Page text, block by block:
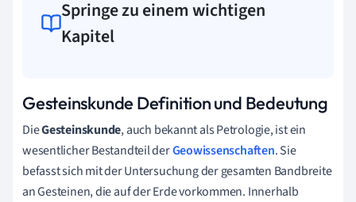
Springe zu einem wichtigen
Kapitel
Gesteinskunde Definition und Bedeutung
DieGesteinskunde, auch bekannt als Petrologie, ist ein
wesentlicher Bestandteil derGeowissenschaften. Sie
befasst sich mit der Untersuchung der gesamten Bandbreite
an Gesteinen, die auf der Erde vorkommen. Innerhalb